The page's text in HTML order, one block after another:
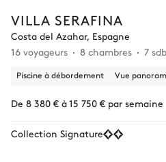
VILLA SERAFINA
Costa del Azahar, Espagne
16 voyageurs
8 chambres 7 sdb
Piscine à débordement Vue
De 8 380 € à 15 750 € par semaine
Collection Signature